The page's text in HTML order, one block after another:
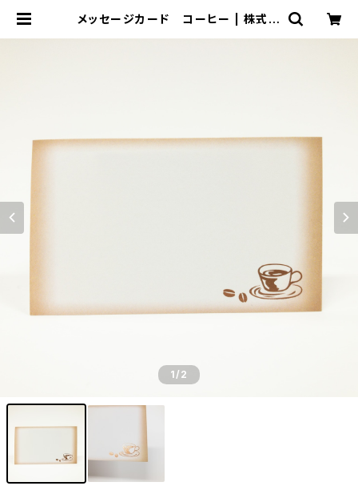
メッセージカード コーヒー | 株式会
1/2